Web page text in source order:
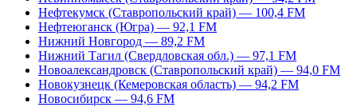
Нефтекумск (Ставропольский край) — 100,4 FM
Нефтеюганск (Югра) — 92,1 FM
Нижний Новгород — 89,2 FM
Нижний Тагил (Свердловская обл.) — 97,1 FM
Новоалександровск (Ставропольский край) — 94,0 FM
Новокузнецк (Кемеровская область) — 94,2 FM
Новосибирск — 94,6 FM